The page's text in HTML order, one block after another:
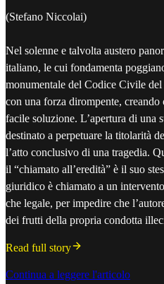
(Stefano Niccolai)
Nel solenne e talvolta austero
italiano, le cui fondamenta
monumentale del Codice Civile
con una forza dirompente,
facile soluzione. L’apertura di una
destinato a perpetuare la titolarità
l’atto conclusivo di una tragedia.
il “chiamato all’eredità” è il suo
giuridico è chiamato a un
che legale, per impedire che
dei frutti della propria condotta
Read full story
Continua a leggere l'articolo